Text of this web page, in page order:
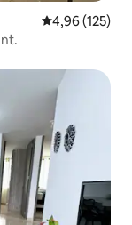
Gemiddelde
4,96 (125)